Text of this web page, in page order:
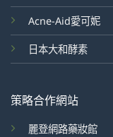
Acne-Aid愛可妮
日本大和酵素
策略合作網站
麗登網路藥妝館